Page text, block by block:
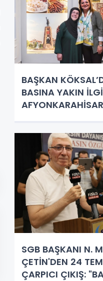
BAŞKAN
BASINA YAKIN
SGB BAŞKANI N.
ÇETİN'DEN 24
ÇARPICI ÇIKIŞ: